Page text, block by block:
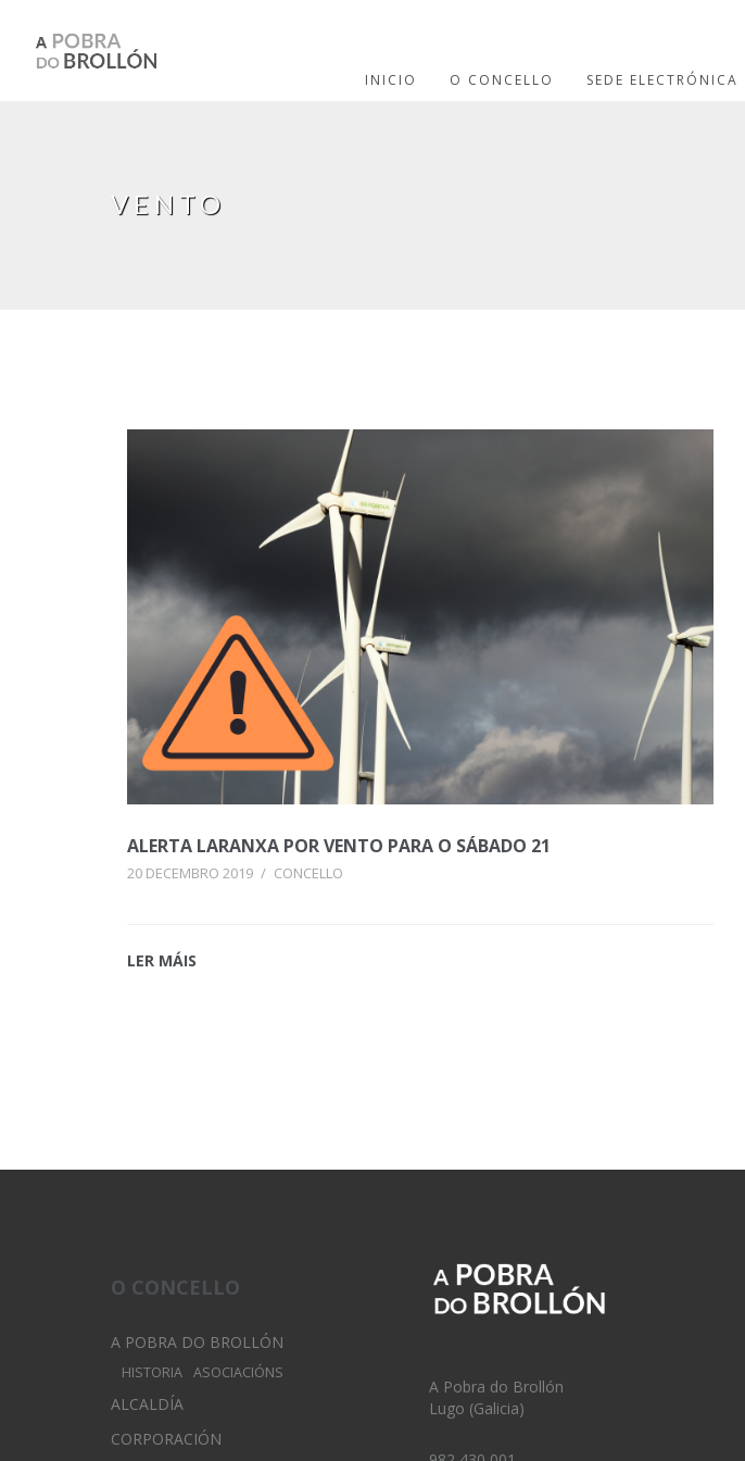
INICIO O CONCELLO SEDE ELECTRÓNICA
VENTO
ALERTA LARANXA POR VENTO PARA O SÁBADO 21
20 DECEMBRO 2019 / CONCELLO
LER MÁIS
O CONCELLO
A POBRA DO BROLLÓN
HISTORIA ASOCIACIÓNS
ALCALDÍA
CORPORACIÓN
A Pobra do Brollón
Lugo (Galicia)